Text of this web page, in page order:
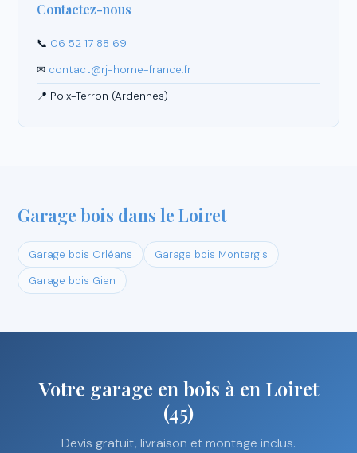
Contactez-nous
📞 06 52 17 88 69
✉ contact@rj-home-france.fr
📍 Poix-Terron (Ardennes)
Garage bois dans le Loiret
Garage bois Orléans
Garage bois Montargis
Garage bois Gien
Votre garage en bois à en Loiret
(45)
Devis gratuit, livraison et montage inclus.